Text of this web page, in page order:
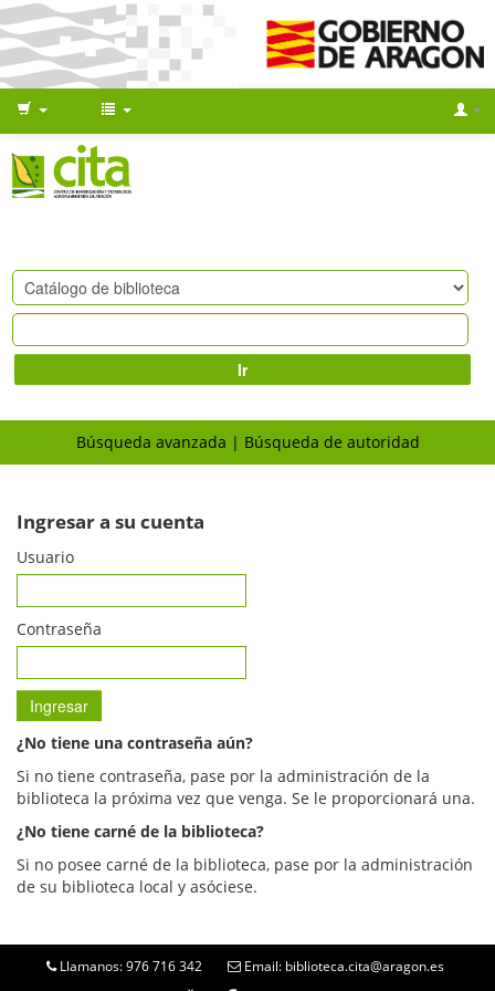
Ir
Búsqueda avanzada Búsqueda de autoridad
Ingresar a su cuenta
Usuario
Contraseña
¿No tiene una contraseña aún?
Si no tiene contraseña, pase por la administración de la
biblioteca la próxima vez que venga. Se le proporcionará una.
¿No tiene carné de la biblioteca?
Si no posee carné de la biblioteca, pase por la administración
de su biblioteca local y asóciese.
Llamanos: 976 716 342 Email: biblioteca.cita@aragon.es